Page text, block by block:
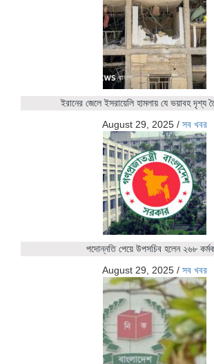
ইরানের জেলে ইসরায়েলি হামলায় যে ভয়াবহ দৃশ্য
August 29, 2025 / সব খবর
পদোন্নতি পেয়ে উপসচিব হলেন ২৬৮
August 29, 2025 / সব খবর